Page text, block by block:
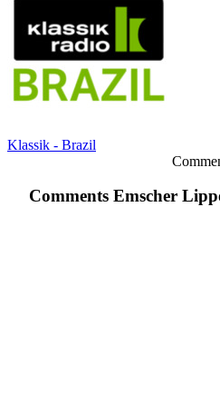
Klassik - Brazil
Comments Emscher